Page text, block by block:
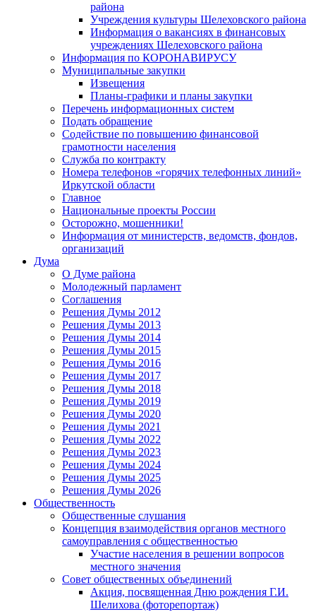
района
Учреждения культуры Шелеховского района
Информация о вакансиях в финансовых
учреждениях Шелеховского района
Информация по КОРОНАВИРУСУ
Муниципальные закупки
Извещения
Планы-графики и планы закупки
Перечень информационных систем
Подать обращение
Содействие по повышению финансовой
грамотности населения
Служба по контракту
Номера телефонов «горячих телефонных линий»
Иркутской области
Главное
Национальные проекты России
Осторожно, мошенники!
Информация от министерств, ведомств, фондов,
организаций
Дума
О Думе района
Молодежный парламент
Соглашения
Решения Думы 2012
Решения Думы 2013
Решения Думы 2014
Решения Думы 2015
Решения Думы 2016
Решения Думы 2017
Решения Думы 2018
Решения Думы 2019
Решения Думы 2020
Решения Думы 2021
Решения Думы 2022
Решения Думы 2023
Решения Думы 2024
Решения Думы 2025
Решения Думы 2026
Общественность
Общественные слушания
Концепция взаимодействия органов местного
самоуправления с общественностью
Участие населения в решении вопросов
местного значения
Совет общественных объединений
Акция, посвященная Дню рождения Г.И.
Шелихова (фоторепортаж)